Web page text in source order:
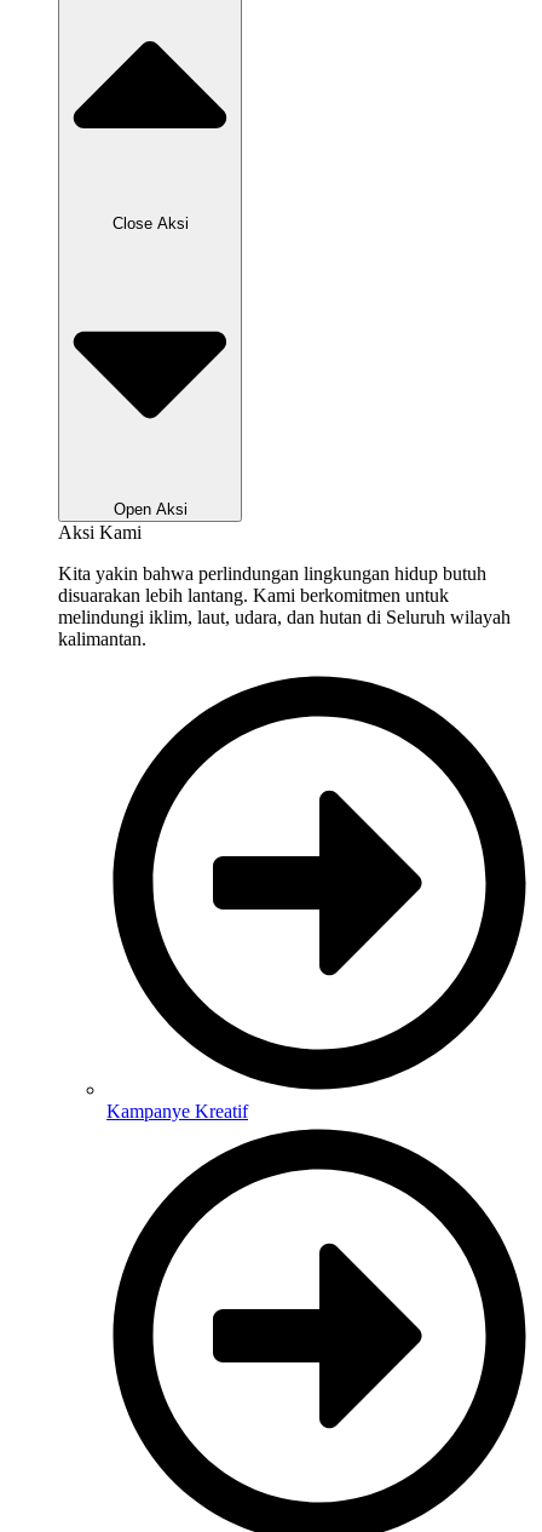
Close Aksi
Open Aksi
Aksi Kami
Kita yakin bahwa perlindungan lingkungan hidup butuh
disuarakan lebih lantang. Kami berkomitmen untuk
melindungi iklim, laut, udara, dan hutan di Seluruh wilayah
kalimantan.
Kampanye Kreatif